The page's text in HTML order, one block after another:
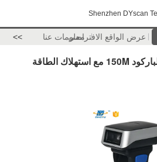
Shenzhen DYscan
عرض الواقع الافتراضيمعلومات عنا >>
محمول بلوتوث 1D ماسح الباركود 150M مع استهلاك الطاقة